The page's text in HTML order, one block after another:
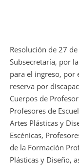
Resolución de 27
Subsecretaría, por
para el ingreso, por
reserva por
Cuerpos de
Profesores de
Artes Plásticas y
Escénicas,
de la Formación
Plásticas y Diseño,